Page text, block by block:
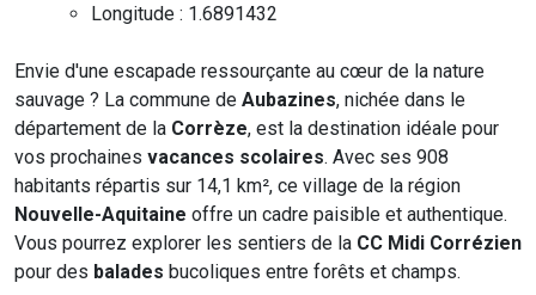
Longitude : 1.6891432
Envie d'une escapade ressourçante au cœur de la nature
sauvage ? La commune de Aubazines, nichée dans le
département de la Corrèze, est la destination idéale pour
vos prochaines vacances scolaires. Avec ses 908
habitants répartis sur 14,1 km², ce village de la région
Nouvelle-Aquitaine offre un cadre paisible et authentique.
Vous pourrez explorer les sentiers de la CC Midi Corrézien
pour des balades bucoliques entre forêts et champs.